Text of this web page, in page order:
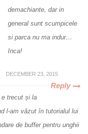
demachiante, dar in
general sunt scumpicele
si parca nu ma indur…
Inca!
DECEMBER 23, 2015
Reply
e trecut și la
l-am văzut în tutorialul lui
de buffer pentru unghii